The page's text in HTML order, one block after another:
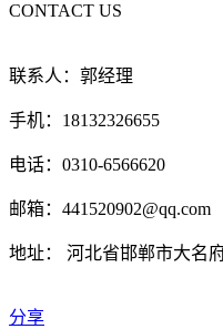
CONTACT US
联系人：郭经理
手机：18132326655
电话：0310-6566620
邮箱：441520902@qq.com
地址： 河北省邯郸市大名
分享